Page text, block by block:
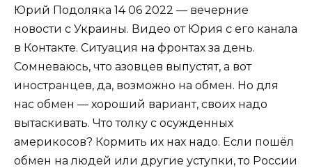
Юрий Подоляка 14 06 2022 — вечерние
новости с Украины. Видео от Юрия с его канала
в Контакте. Ситуация на фронтах за день.
Сомневаюсь, что азовцев выпустят, а вот
иностранцев, да, возможно на обмен. Но для
нас обмен — хороший вариант, своих надо
вытаскивать. Что толку с осужденных
америкосов? Кормить их нах надо. Если пошёл
обмен на людей или другие уступки, то России